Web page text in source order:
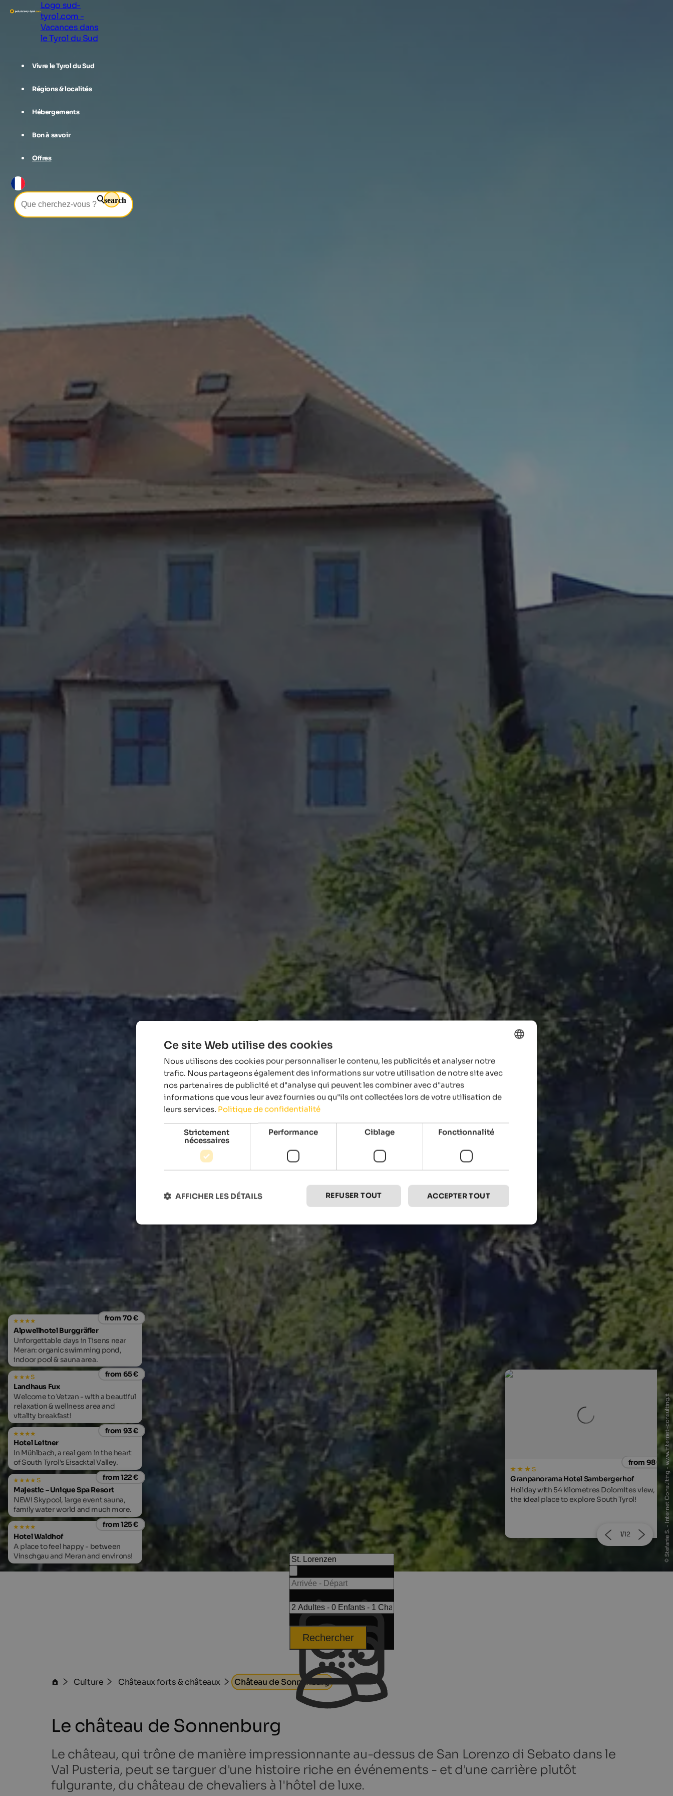
Logo sud-
tyrol.com -
Vacances dans
le Tyrol du Sud
Vivre le Tyrol du Sud
Régions & localités
Hébergements
Bon à savoir
Offres
search
from 70 €
Alpwellhotel Burggräfler
Unforgettable days in Tisens near
Meran: organic swimming pond,
indoor pool & sauna area.
from 65 €
s
Landhaus Fux
Welcome to Vetzan - with a beautiful
relaxation & wellness area and
vitality breakfast!
from 93 €
Hotel Leitner
In Mühlbach, a real gem in the heart
of South Tyrol's Eisacktal Valley.
from 122 €
s
Majestic – Unique Spa Resort
NEW! Skypool, large event sauna,
family water world and much more.
from 125 €
Hotel Waldhof
A place to feel happy - between
Vinschgau and Meran and environs!
s
Granpanorama Hotel Sambergerhof
Holiday with 54 kilometres Dolomites view,
the ideal place to explore South Tyrol!
from 205
WINKLER 5-Star Design Hotel
Breathtaking views and a fabulous spa area
at the foot of Mt. Kronplatz await you!
2/12 © Stefanie S. - Internet Consulting - www.internet-consulting.it
Rechercher
Culture Châteaux forts & châteaux Château de Sonnenburg
Le château de Sonnenburg
Le château, qui trône de manière impressionnante au-dessus de San Lorenzo di Sebato dans le
Val Pusteria, peut se targuer d'une histoire riche en événements - et d'une carrière plutôt
fulgurante, du château de chevaliers à l'hôtel de luxe.
ENGLISH
FRENCH
Ce site Web utilise des cookies
Nous utilisons des cookies pour personnaliser le contenu, les publicités et analyser notre
trafic. Nous partageons également des informations sur votre utilisation de notre site avec
nos partenaires de publicité et d"analyse qui peuvent les combiner avec d"autres
informations que vous leur avez fournies ou qu"ils ont collectées lors de votre utilisation de
leurs services. Politique de confidentialité
Strictement
nécessaires
Performance Ciblage Fonctionnalité
ACCEPTER TOUT
REFUSER TOUT
AFFICHER LES DÉTAILS